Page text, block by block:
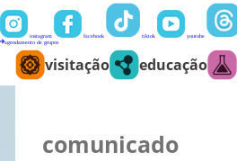
instagram facebook tiktok youtube
agendamento de grupos
visitação educação
comunicado